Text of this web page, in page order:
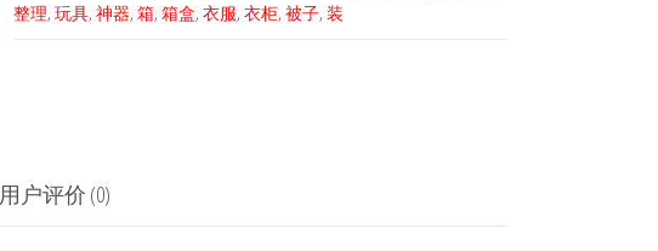
整理, 玩具, 神器, 箱, 箱盒, 衣服, 衣柜, 被子, 装
用户评价 (0)